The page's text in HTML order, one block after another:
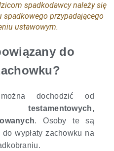
spadkodawcy należy się
spadkowego przypadającego
ustawowym.
do
dochodzić od
. Osoby te są
wypłaty zachowku na